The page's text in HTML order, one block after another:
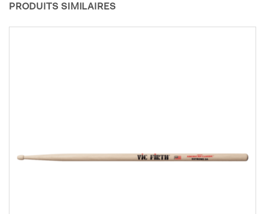
PRODUITS SIMILAIRES